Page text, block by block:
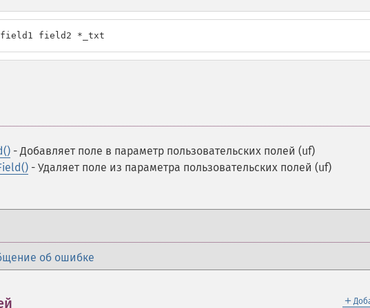
field2 *_txt
- Добавляет поле в параметр пользовательских полей (uf)
- Удаляет поле из параметра пользовательских полей (uf)
об ошибке
＋